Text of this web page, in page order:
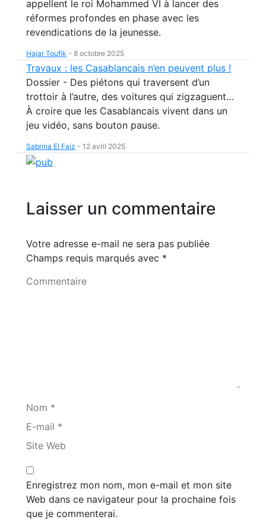
appellent le roi Mohammed VI à lancer des
réformes profondes en phase avec les
revendications de la jeunesse.
Hajar Toufik - 8 octobre 2025
Travaux : les Casablancais n’en peuvent plus !
Dossier - Des piétons qui traversent d’un
trottoir à l’autre, des voitures qui zigzaguent…
À croire que les Casablancais vivent dans un
jeu vidéo, sans bouton pause.
Sabrina El Faiz - 12 avril 2025
Laisser un commentaire
Votre adresse e-mail ne sera pas publiée
Champs requis marqués avec *
Commentaire
Nom *
E-mail *
Site Web
Enregistrez mon nom, mon e-mail et mon site
Web dans ce navigateur pour la prochaine fois
que je commenterai.